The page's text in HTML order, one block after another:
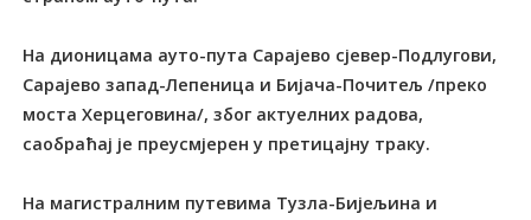
На дионицама ауто-пута Сарајево сјевер-Подлугови,
Сарајево запад-Лепеница и Бијача-Почитељ /преко
моста Херцеговина/, због актуелних радова,
саобраћај је преусмјерен у претицајну траку.
На магистралним путевима Тузла-Бијељина и